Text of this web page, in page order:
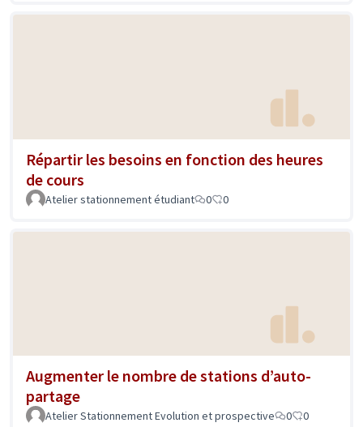
Répartir les besoins en fonction des heures
de cours
Atelier stationnement étudiant 0 0
Augmenter le nombre de stations d’auto-
partage
Atelier Stationnement Evolution et prospective 0 0